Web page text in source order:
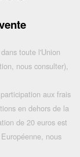
toute l'Union
nous consulter),
aux frais
en dehors de la
de 20 euros est
nous